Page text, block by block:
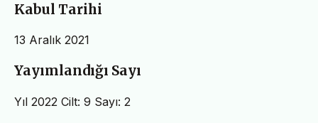
Kabul Tarihi
13 Aralık 2021
Yayımlandığı Sayı
Yıl 2022 Cilt: 9 Sayı: 2